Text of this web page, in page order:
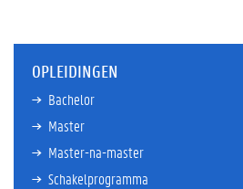
OPLEIDINGEN
Bachelor
Master
Master-na-master
Schakelprogramma